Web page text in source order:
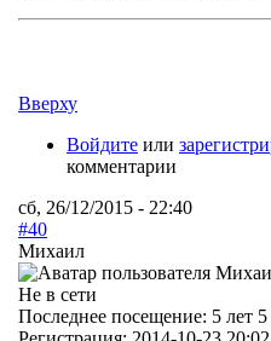
Вверху
Войдите или
комментарии
сб, 26/12/2015 - 22:40
#40
Михаил
Не в сети
Последнее посещение: 5 лет